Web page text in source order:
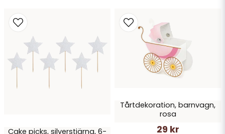
Cake picks, silverstjärna, 6-
Tårtdekoration, barnvagn,
rosa
29 kr